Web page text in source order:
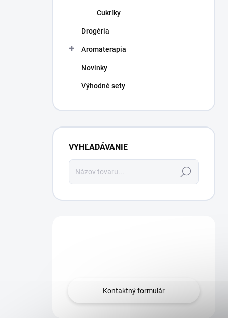
Cukríky
Drogéria
Aromaterapia
Novinky
Výhodné sety
VYHĽADÁVANIE
Hľadať
Kontaktný formulár